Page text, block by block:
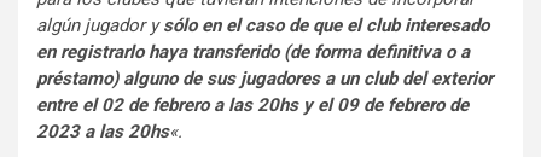
algún jugador ysólo en el caso de que el club interesado
en registrarlo haya transferido (de forma definitiva o a
préstamo) alguno de sus jugadores a un club del exterior
entre el 02 de febrero a las 20hs y el 09 de febrero de
2023 a las 20hs«.